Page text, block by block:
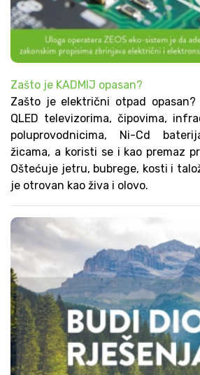
Zašto je KADMIJ opasan?
Zašto je električni otpad
QLED televizorima, čipovima,
poluprovodnicima, Ni-Cd
žicama, a koristi se i kao premaz
Oštećuje jetru, bubrege, kosti i
je otrovan kao živa i olovo.